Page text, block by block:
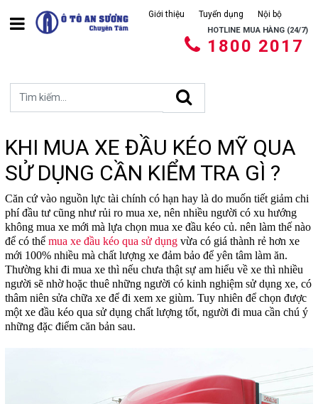
Giới thiệu Tuyển dụng Nội bộ
HOTLINE MUA HÀNG (24/7)
1800 2017
KHI MUA XE ĐẦU KÉO MỸ QUA
SỬ DỤNG CẦN KIỂM TRA GÌ ?
Căn cứ vào nguồn lực tài chính có hạn hay là do muốn tiết giảm chi
phí đầu tư cũng như rủi ro mua xe, nên nhiều người có xu hướng
không mua xe mới mà lựa chọn mua xe đầu kéo củ. nên làm thế nào
để có thể mua xe đầu kéo qua sử dụng vừa có giá thành rẻ hơn xe
mới 100% nhiều mà chất lượng xe đảm bảo để yên tâm làm ăn.
Thường khi đi mua xe thì nếu chưa thật sự am hiểu về xe thì nhiều
người sẽ nhờ hoặc thuê những người có kinh nghiệm sử dụng xe, có
thâm niên sửa chữa xe để đi xem xe giùm. Tuy nhiên để chọn được
một xe đầu kéo qua sử dụng chất lượng tốt, người đi mua cần chú ý
những đặc điểm căn bản sau.